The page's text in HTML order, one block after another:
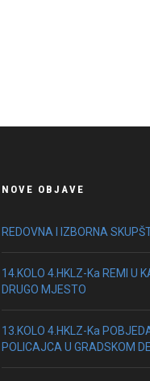
NOVE OBJAVE
REDOVNA I IZBORNA
14.KOLO 4.HKLZ-Ka REMI U
DRUGO MJESTO
13.KOLO 4.HKLZ-Ka
POLICAJCA U GRADSKOM